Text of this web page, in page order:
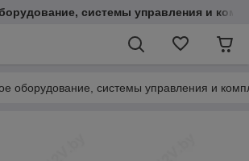
системы управления и
оборудование, системы управления и